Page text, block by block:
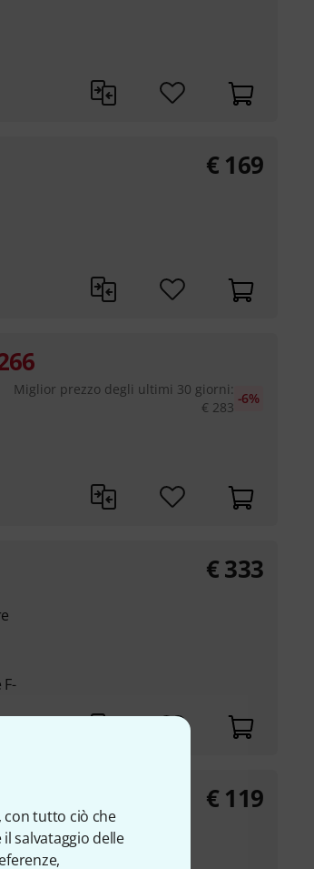
con tutto ciò che
salvataggio delle
€ 169
Miglior prezzo degli ultimi 30 giorni:
€ 283
-6%
€333
€ 119